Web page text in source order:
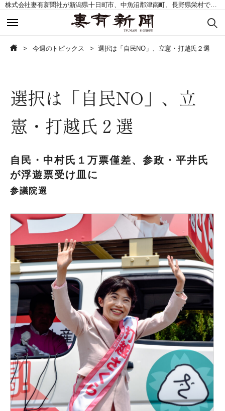
株式会社妻有新聞社が新潟県十日町市、中魚沼郡津南町、長野県栄村で発行する地域紙。毎週土曜日発行。
今週のトピックス
読者の声募集
お問い合わせ
今週のトピックス
読者の声募集
お問い合わせ
今週のトピックス 選択は「自民NO」、立憲・打越氏２選
選択は「自民NO」、立
憲・打越氏２選
自民・中村氏１万票僅差、参政・平井氏
が浮遊票受け皿に
参議院選